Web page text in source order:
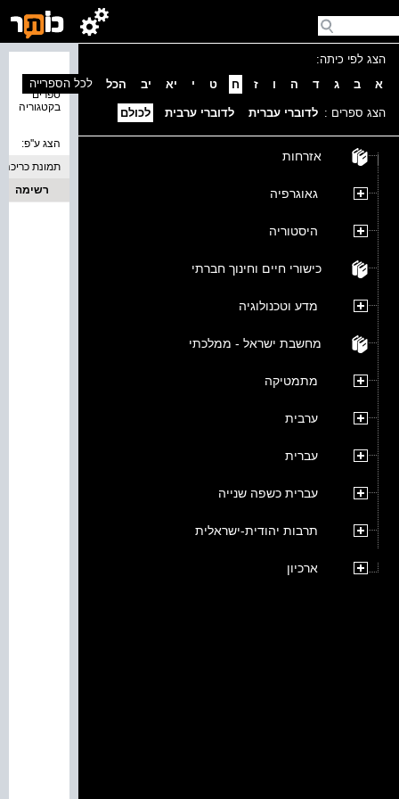
הצג לפי כיתה:
א
ב ג ד ה ו ז ח ט י יא יב הכל
הצג ספרים : לדוברי עברית לדוברי ערבית לכולם
אזרחות
גאוגרפיה
היסטוריה
כישורי חיים וחינוך חברתי
מדע וטכנולוגיה
מחשבת ישראל - ממלכתי
מתמטיקה
ערבית
עברית
עברית כשפה שנייה
תרבות יהודית-ישראלית
ארכיון
ספרים
בקטגוריה
לכל הספרייה
הצג ע''פ:
תמונת כריכה
רשימה